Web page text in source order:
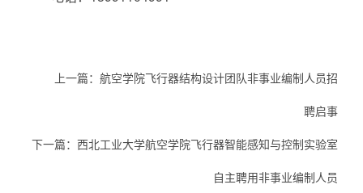
上一篇：航空学院飞行器结构设计团队非事业编制人员招
聘启事
下一篇：西北工业大学航空学院飞行器智能感知与控制实验室
自主聘用非事业编制人员